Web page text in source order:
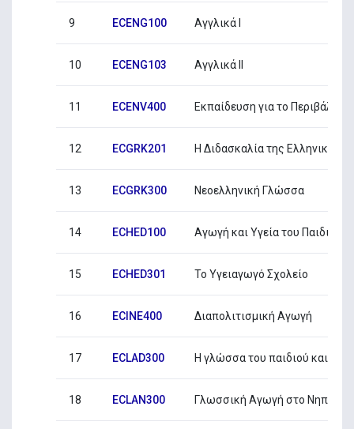
9 ECENG100 Aγγλικά Ι
10 ECENG103 Αγγλικά ΙΙ
11 ECENV400 Εκπαίδευση για το
12 ECGRK201 Η ∆ιδασκαλία της Ελληνικής
13 ECGRK300 Νεοελληνική Γλώσσα
14 ECHED100 Αγωγή και Υγεία του Παιδιού
15 ECHED301 Το Υγειαγωγό Σχολείο
16 ECINE400 ∆ιαπολιτισµική Αγωγή
17 ECLAD300 Η γλώσσα του παιδιού και οι
18 ECLAN300 Γλωσσική Αγωγή στο